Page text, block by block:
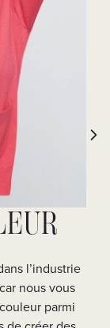
l’industrie
nous vous
parmi